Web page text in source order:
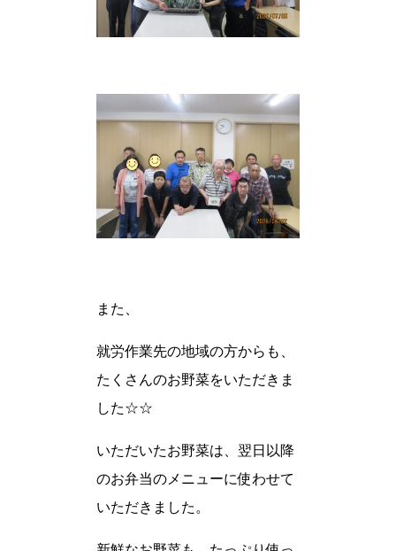
また、
就労作業先の地域の方からも、
たくさんのお野菜をいただきま
した☆☆
いただいたお野菜は、翌日以降
のお弁当のメニューに使わせて
いただきました。